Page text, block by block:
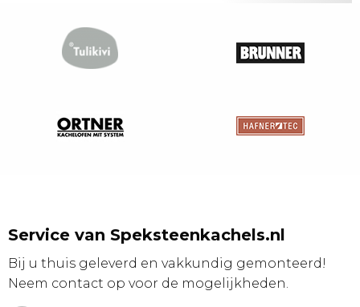
Service van Speksteenkachels.nl
Bij u thuis geleverd en vakkundig gemonteerd!
Neem contact op voor de mogelijkheden.